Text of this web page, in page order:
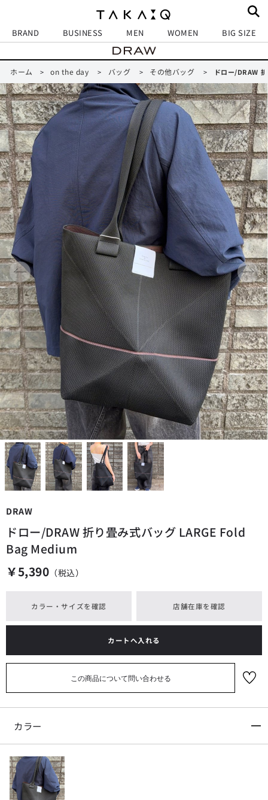
BRAND BUSINESS MEN WOMEN BIG SIZE
ホーム > on the day > バッグ > その他バッグ > ドロー/DRAW
DRAW
ドロー/DRAW 折り畳み式バッグ LARGE Fold
Bag Medium
￥5,390 （税込）
カラー・サイズを確認 店舗在庫を確認
カートへ入れる
入り
カラー